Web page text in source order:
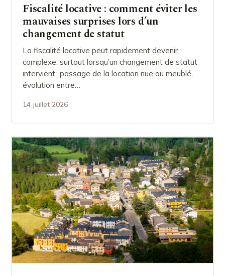
Fiscalité locative : comment éviter les
mauvaises surprises lors d’un
changement de statut
La fiscalité locative peut rapidement devenir
complexe, surtout lorsqu’un changement de statut
intervient : passage de la location nue au meublé,
évolution entre…
14 juillet 2026